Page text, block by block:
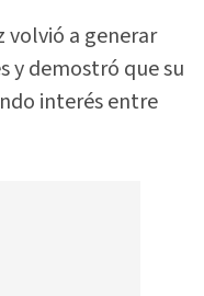
volvió a generar
y demostró que su
interés entre